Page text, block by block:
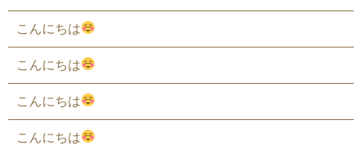
こんにちは
こんにちは
こんにちは
こんにちは